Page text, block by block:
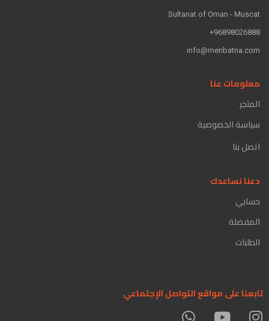
Sultanat of Oman - Muscat
96898026888+
info@menbatna.com
معلومات عنا
المتجر
سياسة الخصوصية
اتصل بنا
دعنا نساعدك
حسابي
المفضلة
الطلبات
تابعنا على مواقع التواصل الإجتماعي